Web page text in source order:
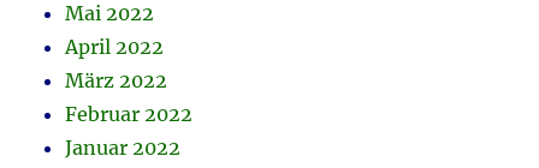
Mai 2022
April 2022
März 2022
Februar 2022
Januar 2022